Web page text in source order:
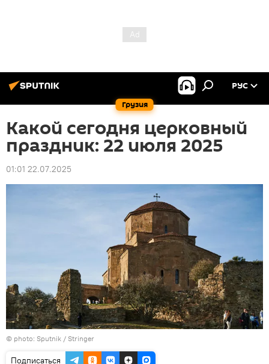
Грузия
РУС
Какой сегодня церковный
праздник: 22 июля 2025
01:01 22.07.2025
© photo: Sputnik / Stringer
Подписаться